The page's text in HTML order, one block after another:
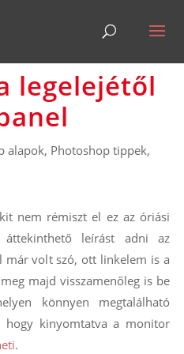
legelejétől
alapok, Photoshop tippek,
nem rémiszt el ez az óriási
áttekinthető leírást adni az
már volt szó, ott linkelem is a
majd visszamenőleg is be
könnyen megtalálható
hogy kinyomtatva a monitor
.